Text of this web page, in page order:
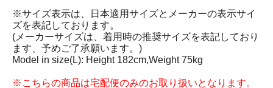
※サイズ表示は、日本適用サイズとメーカーの表示サイ
ズを表記しております。
(メーカーサイズは、着用時の推奨サイズを表記しており
ます、予めご了承願います。)
Model in size(L): Height 182cm,Weight 75kg
※こちらの商品は宅配便のみのお取り扱いとなります。